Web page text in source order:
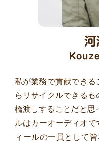
河
私が業務で貢献できる
らリサイクルできるも
橋渡しすることだと思
ルはカーオーディオで
ィールの一員として